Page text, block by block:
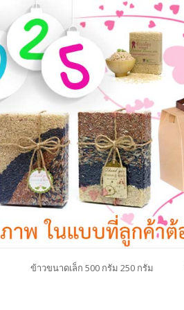
ข้าวขนาดเล็ก 500 กรัม 250 กรัม